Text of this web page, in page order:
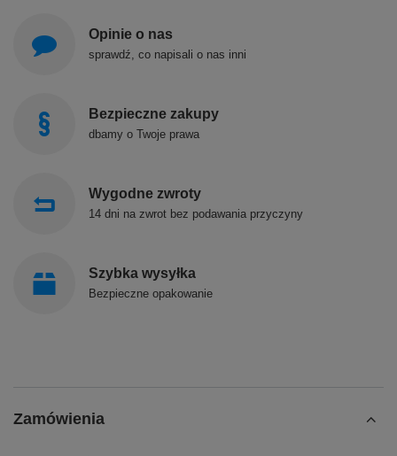
Opinie o nas
sprawdź, co napisali o nas inni
Bezpieczne zakupy
dbamy o Twoje prawa
Wygodne zwroty
14 dni na zwrot bez podawania przyczyny
Szybka wysyłka
Bezpieczne opakowanie
Zamówienia